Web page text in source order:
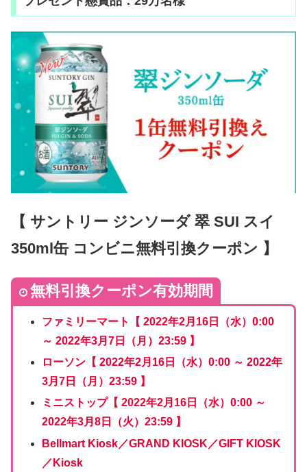
【 サントリー ジンソーダ 翠 SUI スイ
350ml缶 コンビニ無料引換クーポン 】
無料引換クーポン有効期間
ファミリーマート【 2022年2月16日（水）0:00
～ 2022年3月7日（月）23:59 】
ローソン【 2022年2月16日（水）0:00 ～ 2022年
3月7日（月）23:59 】
ミニストップ【 2022年2月16日（水）0:00 ～
2022年3月8日（火）23:59 】
Bellmart Kiosk／GRAND KIOSK／GIFT KIOSK
／Kiosk